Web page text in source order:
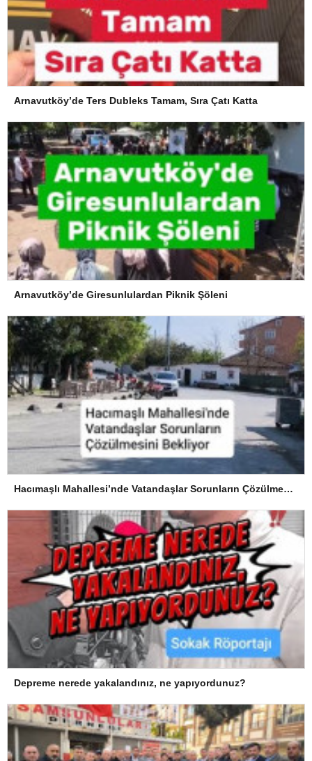
Arnavutköy’de Ters Dubleks Tamam, Sıra Çatı Katta
Arnavutköy’de Giresunlulardan Piknik Şöleni
Hacımaşlı Mahallesi’nde Vatandaşlar Sorunların Çözülmesini Bekliyor
Depreme nerede yakalandınız, ne yapıyordunuz?